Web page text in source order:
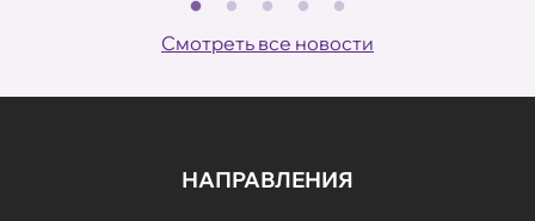
Смотреть все новости
НАПРАВЛЕНИЯ